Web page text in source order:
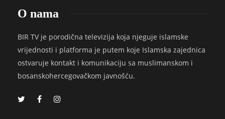
O nama
BIR TV je porodična televizija koja njeguje islamske
vrijednosti i platforma je putem koje Islamska zajednica
ostvaruje kontakt i komunikaciju sa muslimanskom i
bosanskohercegovačkom javnošću.